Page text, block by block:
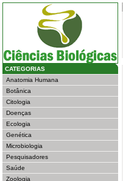
CATEGORIAS
Anatomia Humana
Botânica
Citologia
Doenças
Ecologia
Genética
Microbiologia
Pesquisadores
Saúde
Zoologia